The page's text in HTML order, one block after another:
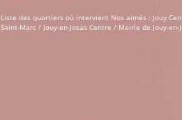
Liste des quartiers où intervient Nos aimés : Jouy
Saint-Marc / Jouy-en-Josas Centre / Mairie de Jouy-en-